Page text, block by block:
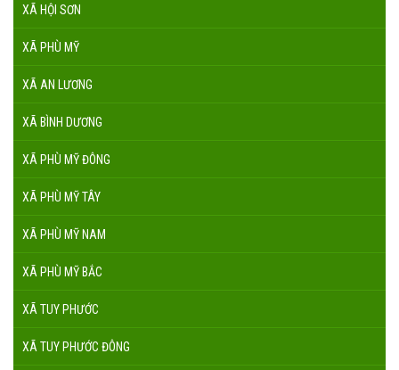
XÃ HỘI SƠN
XÃ PHÙ MỸ
XÃ AN LƯƠNG
XÃ BÌNH DƯƠNG
XÃ PHÙ MỸ ĐÔNG
XÃ PHÙ MỸ TÂY
XÃ PHÙ MỸ NAM
XÃ PHÙ MỸ BẮC
XÃ TUY PHƯỚC
XÃ TUY PHƯỚC ĐÔNG